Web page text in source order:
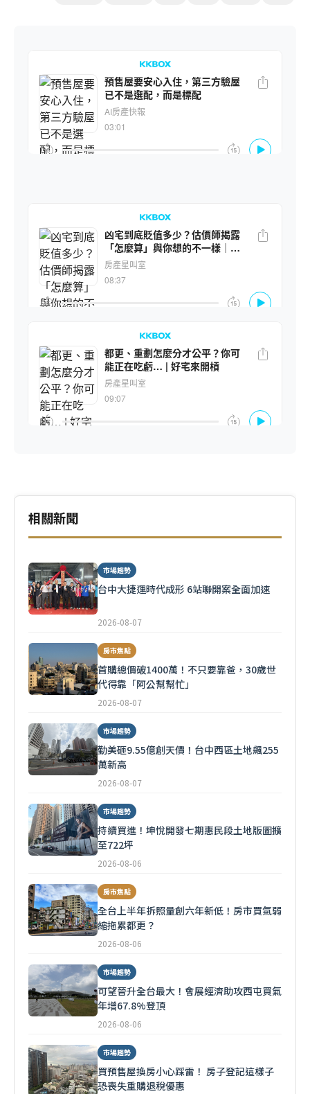
相關新聞
市場趨勢
台中大捷運時代成形 6站聯開案全面加速
2026-08-07
房市焦點
首購總價破1400萬！不只要靠爸，30歲世
代得靠「阿公幫幫忙」
2026-08-07
市場趨勢
勤美砸9.55億創天價！台中西區土地飆255
萬新高
2026-08-07
市場趨勢
持續買進！坤悅開發七期惠民段土地版圖擴
至722坪
2026-08-06
房市焦點
全台上半年拆照量創六年新低！房市買氣弱
縮拖累都更？
2026-08-06
市場趨勢
可望晉升全台最大！會展經濟助攻西屯買氣
年增67.8%登頂
2026-08-06
市場趨勢
買預售屋換房小心踩雷！ 房子登記這樣子
恐喪失重購退稅優惠